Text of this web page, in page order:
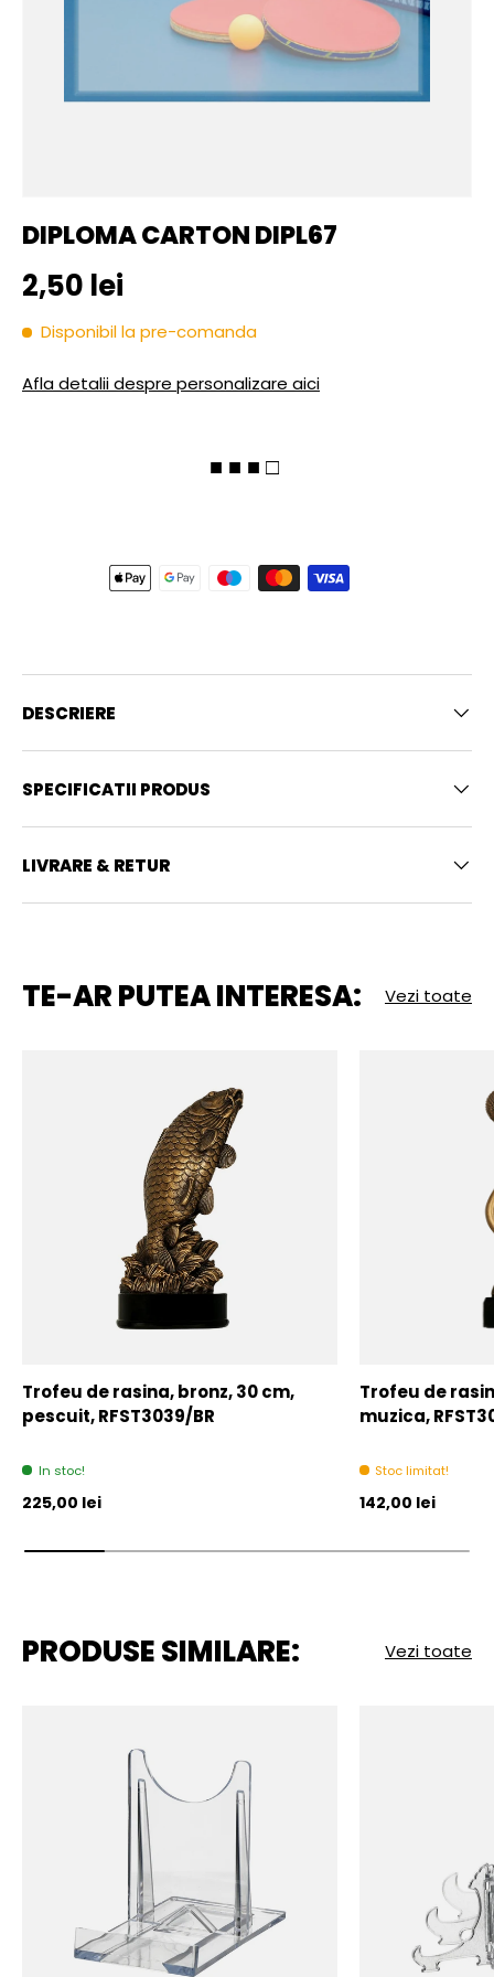
DIPLOMA CARTON DIPL67
Pret initial
2,50 lei
Disponibil la pre-comanda
Afla detalii despre personalizare aici
■ ■ ■ □
DESCRIERE
SPECIFICATII PRODUS
LIVRARE & RETUR
TE-AR PUTEA INTERESA: Vezi toate
Trofeu de rasina, bronz, 30 cm,
pescuit, RFST3039/BR
In stoc!
Pret initial
225,00 lei
Trofeu de
muzica,
Stoc limitat!
Pret initial
142,00 lei
PRODUSE SIMILARE: Vezi toate